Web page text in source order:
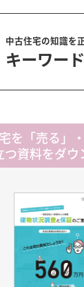
中古住宅の知識を
キーワー
を「売る」
つ資料をダウ